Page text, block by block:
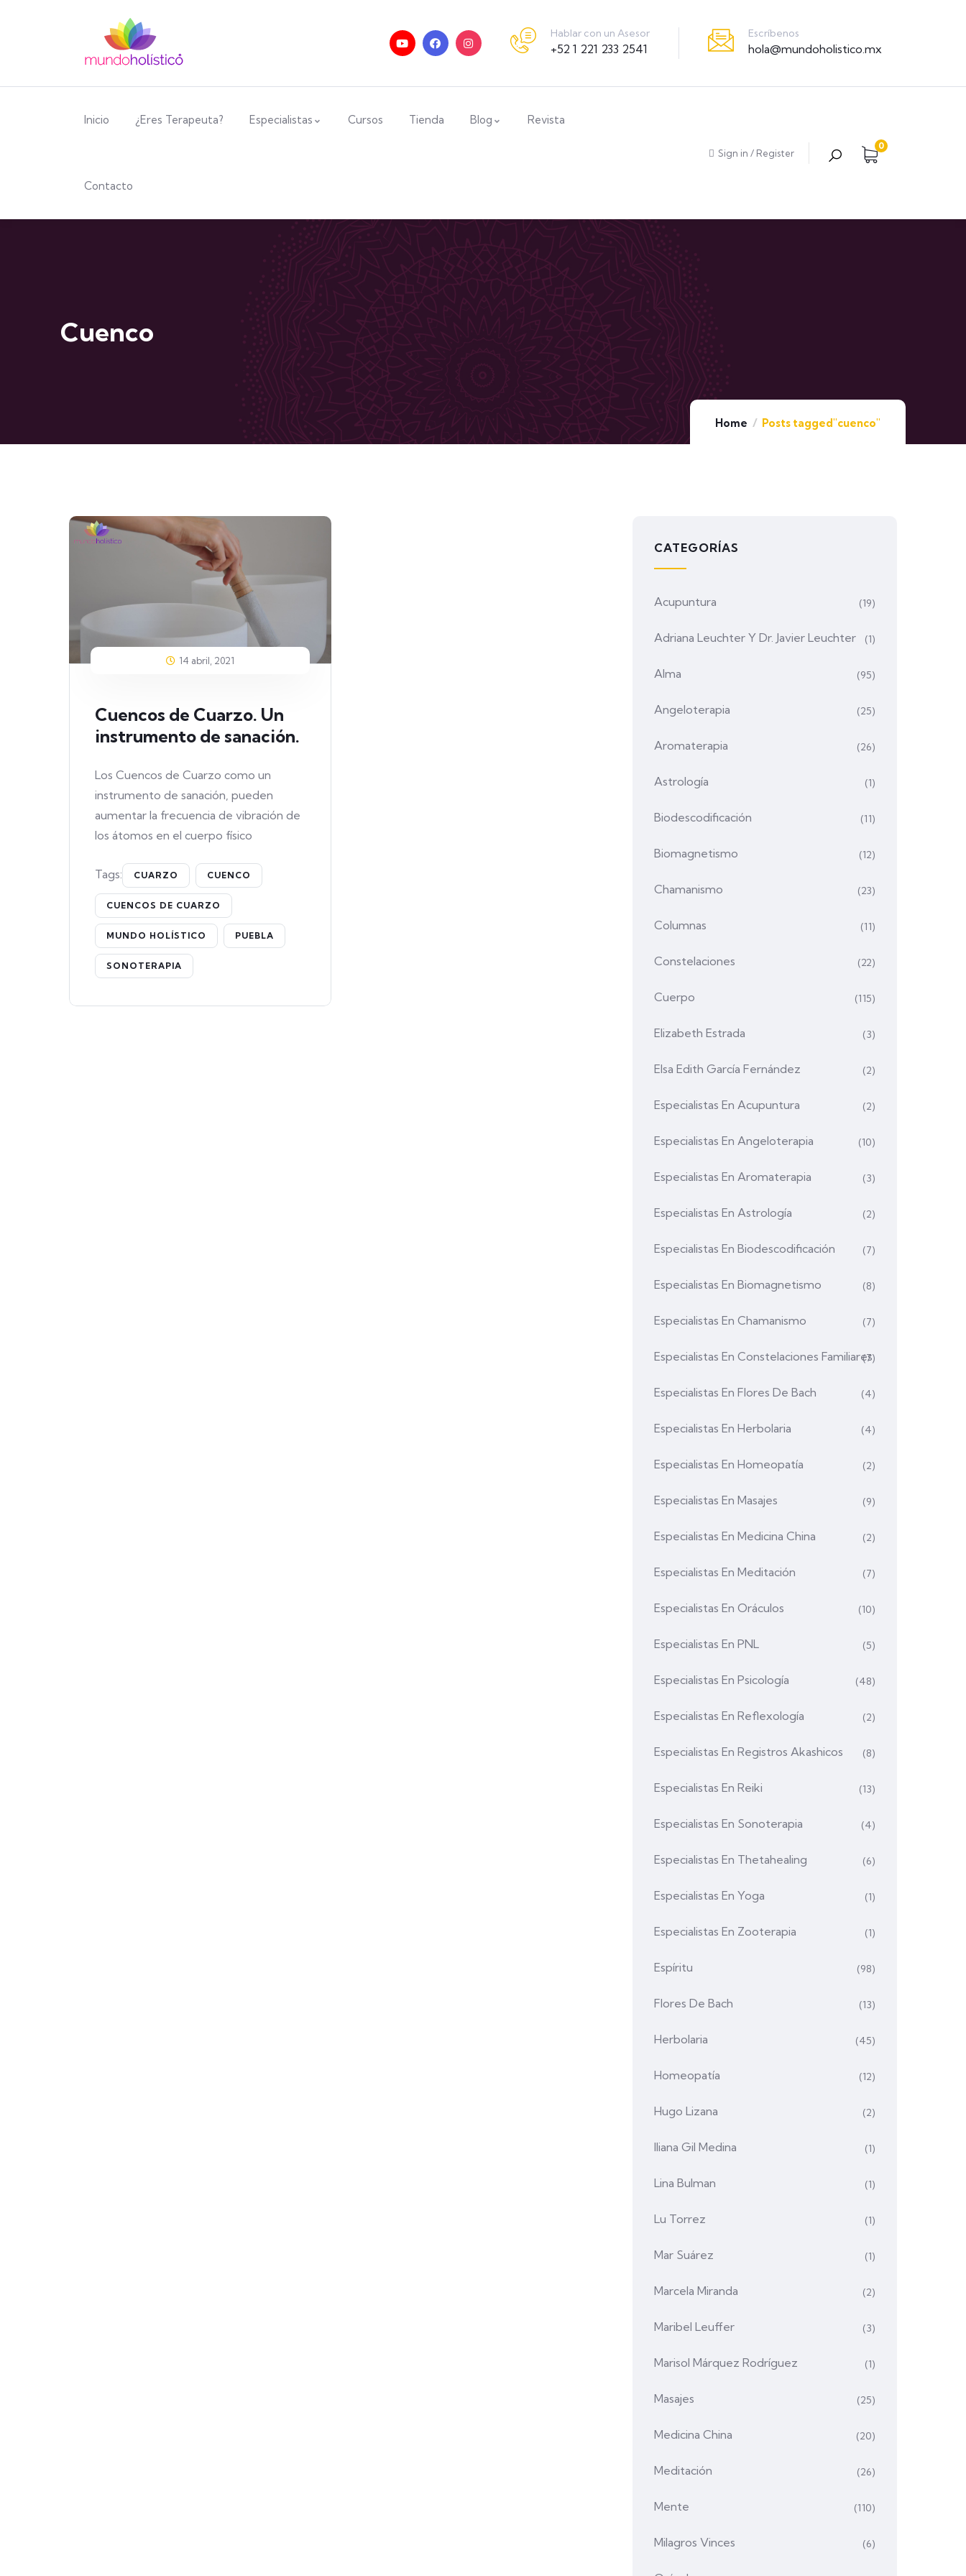
Hablar con un Asesor
+52 1 221 233 2541
Escríbenos
hola@mundoholistico.mx
Inicio ¿Eres Terapeuta? Especialistas Cursos Tienda Blog Revista
Contacto
Sign in / Register
0
Cuenco
Home Posts tagged"cuenco"
14 abril, 2021
Cuencos de Cuarzo. Un
instrumento de sanación.
Los Cuencos de Cuarzo como un
instrumento de sanación, pueden
aumentar la frecuencia de vibración de
los átomos en el cuerpo físico
Tags: CUARZO CUENCO
CUENCOS DE CUARZO
MUNDO HOLÍSTICO PUEBLA
SONOTERAPIA
CATEGORÍAS
Acupuntura (19)
Adriana Leuchter Y Dr. Javier Leuchter (1)
Alma (95)
Angeloterapia (25)
Aromaterapia (26)
Astrología (1)
Biodescodificación (11)
Biomagnetismo (12)
Chamanismo (23)
Columnas (11)
Constelaciones (22)
Cuerpo (115)
Elizabeth Estrada (3)
Elsa Edith García Fernández (2)
Especialistas En Acupuntura (2)
Especialistas En Angeloterapia (10)
Especialistas En Aromaterapia (3)
Especialistas En Astrología (2)
Especialistas En Biodescodificación (7)
Especialistas En Biomagnetismo (8)
Especialistas En Chamanismo (7)
Especialistas En Constelaciones Familiares
(7)
Especialistas En Flores De Bach (4)
Especialistas En Herbolaria (4)
Especialistas En Homeopatía (2)
Especialistas En Masajes (9)
Especialistas En Medicina China (2)
Especialistas En Meditación (7)
Especialistas En Oráculos (10)
Especialistas En PNL (5)
Especialistas En Psicología (48)
Especialistas En Reflexología (2)
Especialistas En Registros Akashicos (8)
Especialistas En Reiki (13)
Especialistas En Sonoterapia (4)
Especialistas En Thetahealing (6)
Especialistas En Yoga (1)
Especialistas En Zooterapia (1)
Espíritu (98)
Flores De Bach (13)
Herbolaria (45)
Homeopatía (12)
Hugo Lizana (2)
Iliana Gil Medina (1)
Lina Bulman (1)
Lu Torrez (1)
Mar Suárez (1)
Marcela Miranda (2)
Maribel Leuffer (3)
Marisol Márquez Rodríguez (1)
Masajes (25)
Medicina China (20)
Meditación (26)
Mente (110)
Milagros Vinces (6)